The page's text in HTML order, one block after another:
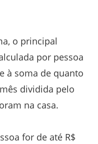
o principal
por pessoa
à soma de quanto
dividida pelo
na casa.
for de até R$